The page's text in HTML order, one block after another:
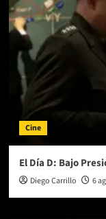
Cine
El Día D: Bajo
Diego Carrillo 6